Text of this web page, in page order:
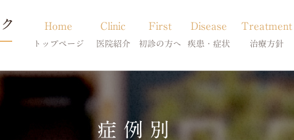
Home
トップページ
Clinic
医院紹介
当院のご紹介
獣医師紹介
First
初診の方へ
初診の方へ
Disease
疾患・症状
アトピー・アレルギー
膿皮症・脂漏症
Treatment
治療方針
体質改善・食事療法
柴犬
シー
症例別